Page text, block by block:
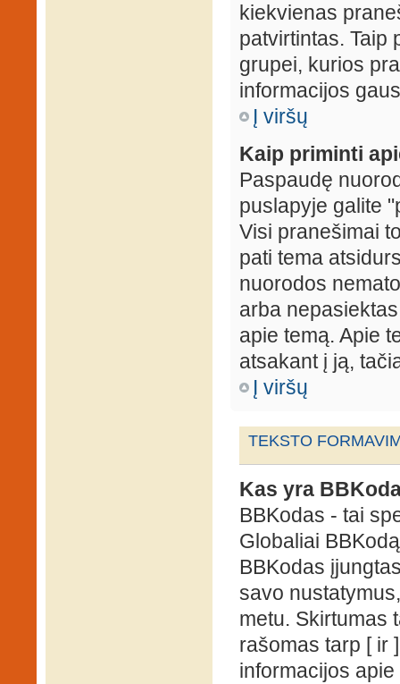
kiekvienas
patvirtintas. Taip
grupei, kurios
informacijos
Į viršų
Kaip priminti
Paspaudę
puslapyje galite
Visi pranešimai
pati tema
nuorodos
arba
apie temą. Apie
atsakant į ją,
Į viršų
TEKSTO
Kas yra
BBKodas - tai
Globaliai
BBKodas
savo
metu. Skirtumas
rašomas tarp [ ir
informacijos